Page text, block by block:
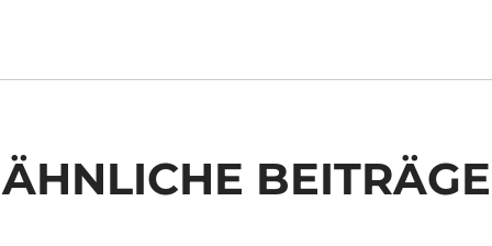
ÄHNLICHE BEITRÄGE